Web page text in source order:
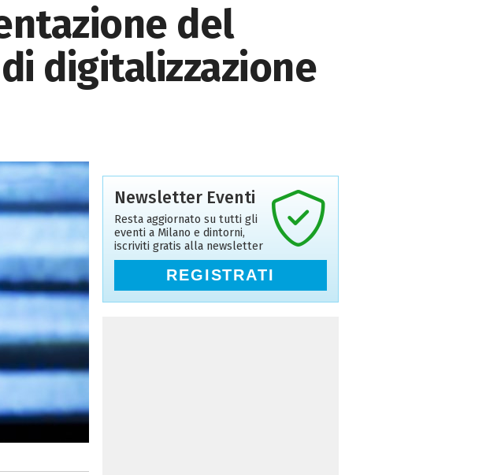
del
digitalizzazione
Newsletter Eventi
Resta aggiornato su tutti gli
eventi a Milano e dintorni,
iscriviti gratis alla newsletter
REGISTRATI